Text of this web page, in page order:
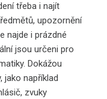
třeba i najít
upozornění
najde i prázdné
jsou určeni pro
Dokážou
jako například
zvuky